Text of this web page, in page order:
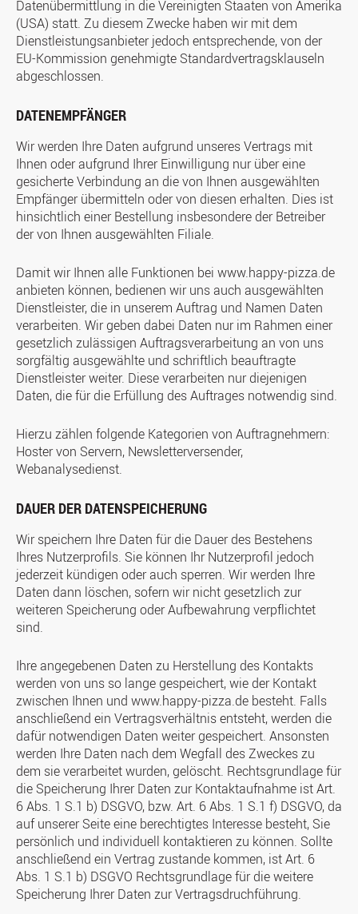
Datenübermittlung in die Vereinigten Staaten von Amerika
(USA) statt. Zu diesem Zwecke haben wir mit dem
Dienstleistungsanbieter jedoch entsprechende, von der
EU-Kommission genehmigte Standardvertragsklauseln
abgeschlossen.
DATENEMPFÄNGER
Wir werden Ihre Daten aufgrund unseres Vertrags mit
Ihnen oder aufgrund Ihrer Einwilligung nur über eine
gesicherte Verbindung an die von Ihnen ausgewählten
Empfänger übermitteln oder von diesen erhalten. Dies ist
hinsichtlich einer Bestellung insbesondere der Betreiber
der von Ihnen ausgewählten Filiale.
Damit wir Ihnen alle Funktionen bei www.happy-pizza.de
anbieten können, bedienen wir uns auch ausgewählten
Dienstleister, die in unserem Auftrag und Namen Daten
verarbeiten. Wir geben dabei Daten nur im Rahmen einer
gesetzlich zulässigen Auftragsverarbeitung an von uns
sorgfältig ausgewählte und schriftlich beauftragte
Dienstleister weiter. Diese verarbeiten nur diejenigen
Daten, die für die Erfüllung des Auftrages notwendig sind.
Hierzu zählen folgende Kategorien von Auftragnehmern:
Hoster von Servern, Newsletterversender,
Webanalysedienst.
DAUER DER DATENSPEICHERUNG
Wir speichern Ihre Daten für die Dauer des Bestehens
Ihres Nutzerprofils. Sie können Ihr Nutzerprofil jedoch
jederzeit kündigen oder auch sperren. Wir werden Ihre
Daten dann löschen, sofern wir nicht gesetzlich zur
weiteren Speicherung oder Aufbewahrung verpflichtet
sind.
Ihre angegebenen Daten zu Herstellung des Kontakts
werden von uns so lange gespeichert, wie der Kontakt
zwischen Ihnen und www.happy-pizza.de besteht. Falls
anschließend ein Vertragsverhältnis entsteht, werden die
dafür notwendigen Daten weiter gespeichert. Ansonsten
werden Ihre Daten nach dem Wegfall des Zweckes zu
dem sie verarbeitet wurden, gelöscht. Rechtsgrundlage für
die Speicherung Ihrer Daten zur Kontaktaufnahme ist Art.
6 Abs. 1 S.1 b) DSGVO, bzw. Art. 6 Abs. 1 S.1 f) DSGVO, da
auf unserer Seite eine berechtigtes Interesse besteht, Sie
persönlich und individuell kontaktieren zu können. Sollte
anschließend ein Vertrag zustande kommen, ist Art. 6
Abs. 1 S.1 b) DSGVO Rechtsgrundlage für die weitere
Speicherung Ihrer Daten zur Vertragsdruchführung.